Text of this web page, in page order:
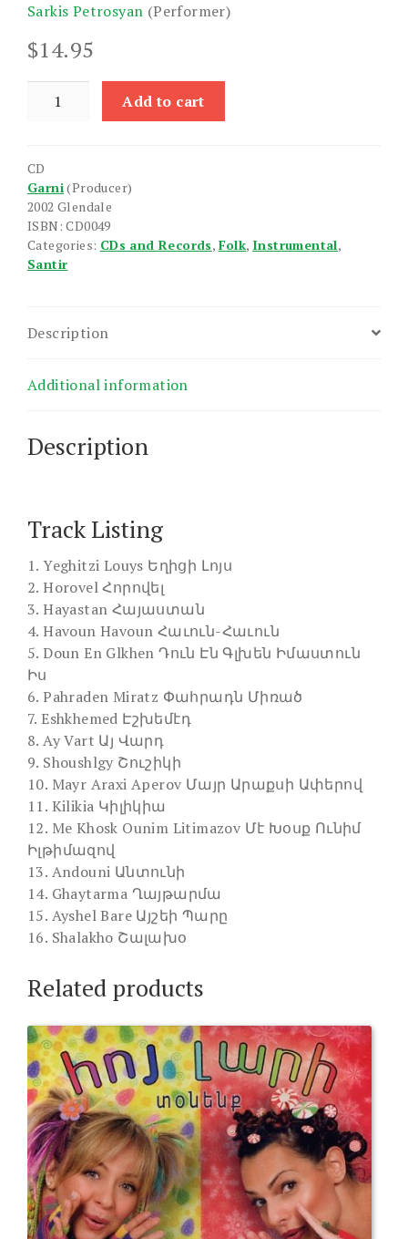
Sarkis Petrosyan (Performer)
$14.95
Santir
quantity
Add to cart
CD
Garni(Producer)
2002 Glendale
ISBN: CD0049
Categories: CDs and Records, Folk, Instrumental,
Santir
Description
Additional information
Description
Track Listing
1. Yeghitzi Louys Եղիցի Լոյս
2. Horovel Հորովել
3. Hayastan Հայաստան
4. Havoun Havoun Հաւուն-Հաւուն
5. Doun En Glkhen Դուն Էն Գլխեն Իմաստուն
Իս
6. Pahraden Miratz Փահրադն Միռած
7. Eshkhemed Էշխեմէդ
8. Ay Vart Այ Վարդ
9. Shoushlgy Շուշիկի
10. Mayr Araxi Aperov Մայր Արաքսի Ափերով
11. Kilikia Կիլիկիա
12. Me Khosk Ounim Litimazov Մէ Խօսք Ունիմ
Իլթիմազով
13. Andouni Անտունի
14. Ghaytarma Ղայթարմա
15. Ayshel Bare Այշեի Պարը
16. Shalakho Շալախօ
Related products